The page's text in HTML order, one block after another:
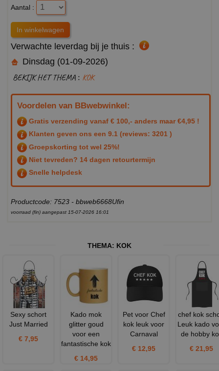
Aantal :
Verwachte leverdag bij je thuis :
Dinsdag (01-09-2026)
BEKIJK HET THEMA : KOK
Voordelen van BBwebwinkel:
Gratis verzending vanaf € 100,- anders maar €4,95 !
Klanten geven ons een 9.1 (reviews: 3201 )
Groepskorting tot wel 25%!
Niet tevreden? 14 dagen retourtermijn
Snelle helpdesk
Productcode: 7523 - bbweb6668Ufin
voorraad (fin) aangepast 15-07-2026 16:01
THEMA: KOK
Sexy schort
Just Married
€ 7,95
Kado mok
glitter goud
voor een
fantastische kok
€ 14,95
Pet voor Chef
kok leuk voor
Carnaval
€ 12,95
chef kok
Leuk kado
de hobby
€ 21,95